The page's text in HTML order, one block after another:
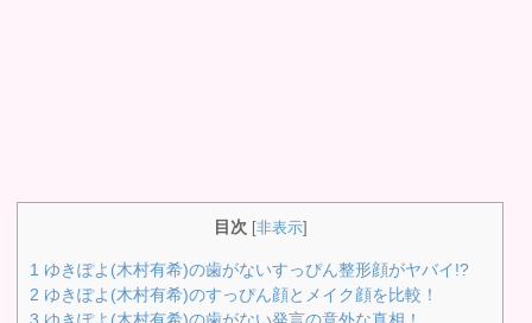
目次 [非表示]
1 ゆきぽよ(木村有希)の歯がないすっぴん整形顔がヤバイ!?
2 ゆきぽよ(木村有希)のすっぴん顔とメイク顔を比較！
3 ゆきぽよ(木村有希)の歯がない発言の意外な真相！